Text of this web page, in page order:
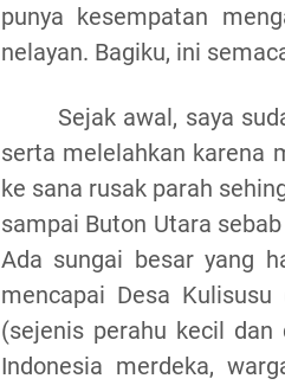
punya kesempatan
nelayan. Bagiku, ini
Sejak awal, saya
serta melelahkan karena
ke sana rusak parah
sampai Buton Utara
Ada sungai besar yang
mencapai Desa
(sejenis perahu kecil dan
Indonesia merdeka,